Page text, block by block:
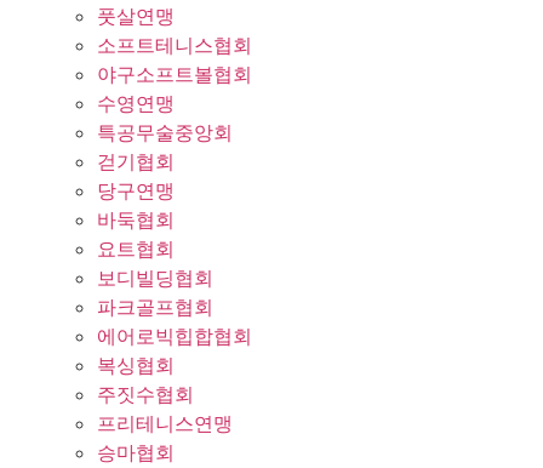
풋살연맹
소프트테니스협회
야구소프트볼협회
수영연맹
특공무술중앙회
걷기협회
당구연맹
바둑협회
요트협회
보디빌딩협회
파크골프협회
에어로빅힙합협회
복싱협회
주짓수협회
프리테니스연맹
승마협회